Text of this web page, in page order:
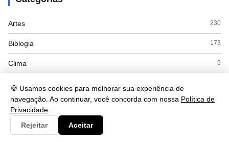
🍪 Usamos cookies para melhorar sua experiência de
navegação. Ao continuar, você concorda com nossa Política de
Privacidade
Rejeitar
Aceitar
Artes 230
Biologia 173
Clima 9
Economia 415
Educacao